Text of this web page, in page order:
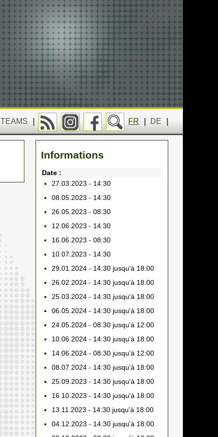
FR DE
TEAMS
Informations
Date :
27.03.2023 - 14:30
08.05.2023 - 14:30
26.05.2023 - 08:30
12.06.2023 - 14:30
16.06.2023 - 08:30
10.07.2023 - 14:30
29.01.2024 - 14:30 jusqu'à 18:00
26.02.2024 - 14:30 jusqu'à 18:00
25.03.2024 - 14:30 jusqu'à 18:00
06.05.2024 - 14:30 jusqu'à 18:00
24.05.2024 - 08:30 jusqu'à 12:00
10.06.2024 - 14:30 jusqu'à 18:00
14.06.2024 - 08:30 jusqu'à 12:00
08.07.2024 - 14:30 jusqu'à 18:00
25.09.2023 - 14:30 jusqu'à 18:00
16.10.2023 - 14:30 jusqu'à 18:00
13.11.2023 - 14:30 jusqu'à 18:00
04.12.2023 - 14:30 jusqu'à 18:00